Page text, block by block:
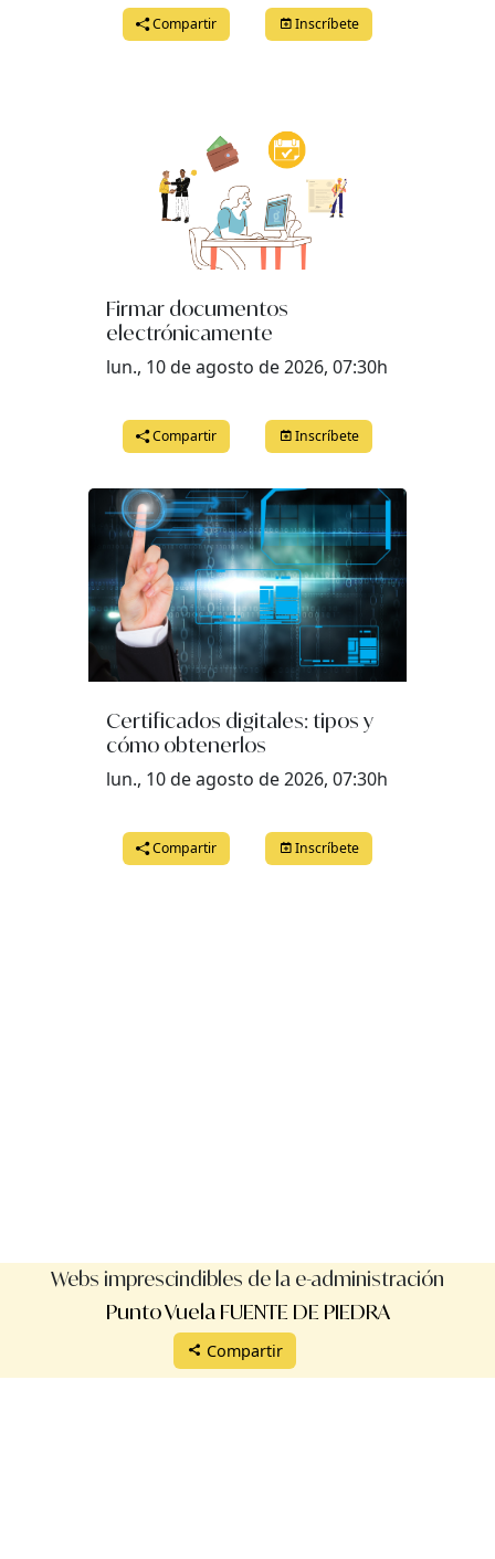
Compartir Inscríbete
Firmar documentos
electrónicamente
lun., 10 de agosto de 2026, 07:30h
Compartir Inscríbete
Certificados digitales: tipos y
cómo obtenerlos
lun., 10 de agosto de 2026, 07:30h
Compartir Inscríbete
Webs imprescindibles de la e-administración
Punto Vuela FUENTE DE PIEDRA
Compartir